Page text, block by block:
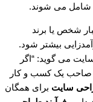
شامل می شوند.
شخص یا برند
بیشتر شود.
می گوید: “اگر
صاحب یک کسب و کار
سایت برای همگان